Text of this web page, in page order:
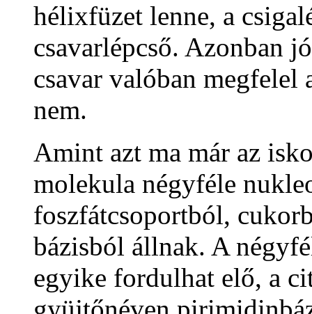
hélixfüzet lenne, a
csavarlépcső. Azonban
csavar valóban megfelel
nem.
Amint azt ma már az
molekula négyféle
foszfátcsoportból,
bázisból állnak. A
egyike fordulhat elő, a